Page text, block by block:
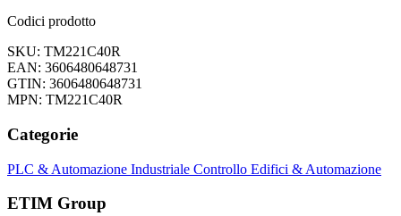
Codici prodotto
SKU: TM221C40R
EAN: 3606480648731
GTIN: 3606480648731
MPN: TM221C40R
Categorie
PLC & Automazione Industriale Controllo Edifici & Automazione
ETIM Group